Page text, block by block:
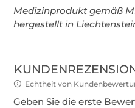
Medizinprodukt gemäß
hergestellt in
Echtheit von
Geben Sie die erste